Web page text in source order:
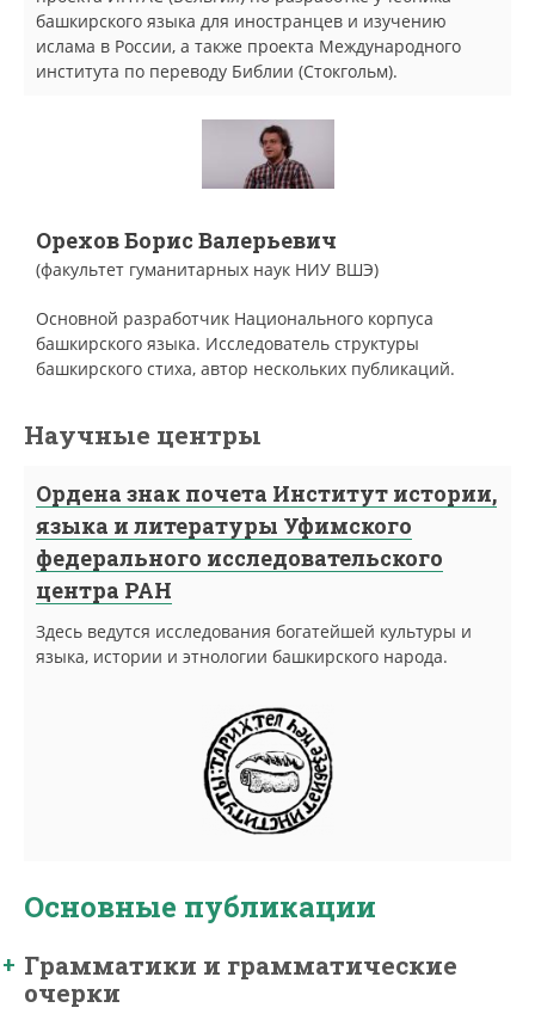
башкирского языка для иностранцев и изучению
ислама в России, а также проекта Международного
института по переводу Библии (Стокгольм).
Орехов Борис Валерьевич
(факультет гуманитарных наук НИУ ВШЭ)
Основной разработчик Национального корпуса
башкирского языка. Исследователь структуры
башкирского стиха, автор нескольких публикаций.
Научные центры
Ордена знак почета Институт истории,
языка и литературы Уфимского
федерального исследовательского
центра РАН
Здесь ведутся исследования богатейшей культуры и
языка, истории и этнологии башкирского народа.
Основные публикации
Грамматики и грамматические
очерки